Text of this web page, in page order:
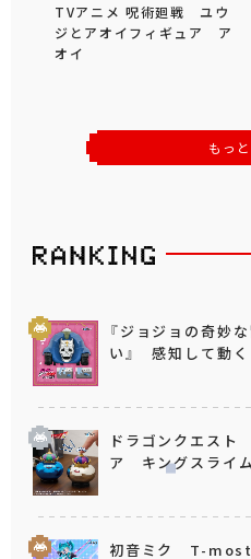
TVアニメ 呪術廻戦 ユウ
ジとアオイフィギュア ア
オイ
もっ
『ジョジョの奇妙
い』 感知して動
ドラゴンクエス
ア キングスライ
初音ミク T-